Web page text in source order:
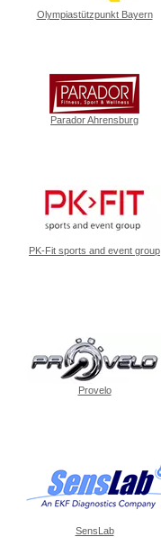
Olympiastützpunkt Bayern
Parador Ahrensburg
PK-Fit sports and event group
Provelo
SensLab